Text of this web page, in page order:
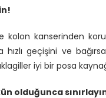
kolon kanserinden
hızlı geçişini ve
iyi bir posa
olduğunca